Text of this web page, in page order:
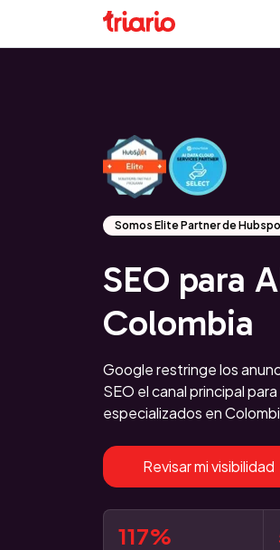
Somos Elite Partner de
SEO para
Colombia
Google restringe los
SEO el canal principal
especializados en
Revisar mi visibilidad
117%